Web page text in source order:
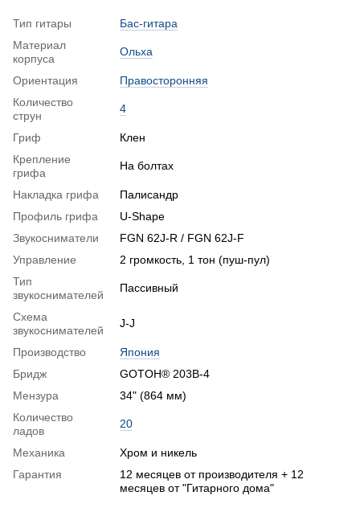
Тип гитары
Бас-гитара
Материал
корпуса
Ольха
Ориентация
Правосторонняя
Количество
струн
4
Гриф
Клен
Крепление
грифа
На болтах
Накладка грифа
Палисандр
Профиль грифа
U-Shape
Звукосниматели
FGN 62J-R / FGN 62J-F
Управление
2 громкость, 1 тон (пуш-пул)
Тип
звукоснимателей
Пассивный
Схема
звукоснимателей
J-J
Производство
Япония
Бридж
GOTOH® 203B-4
Мензура
34" (864 мм)
Количество
ладов
20
Механика
Хром и никель
Гарантия
12 месяцев от производителя + 12
месяцев от "Гитарного дома"